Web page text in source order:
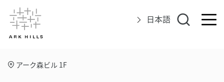
日本語
アークヒルズについて
アーク森ビル 1F